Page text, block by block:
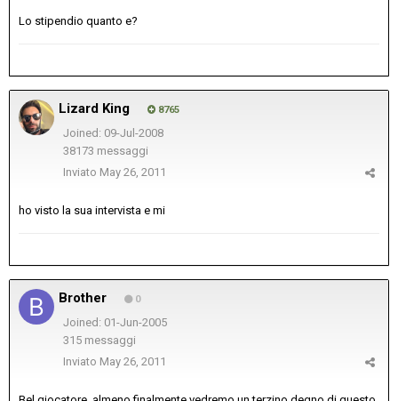
Lo stipendio quanto e?
Lizard King 8765
Joined: 09-Jul-2008
38173 messaggi
Inviato May 26, 2011
ho visto la sua intervista e mi
Brother 0
Joined: 01-Jun-2005
315 messaggi
Inviato May 26, 2011